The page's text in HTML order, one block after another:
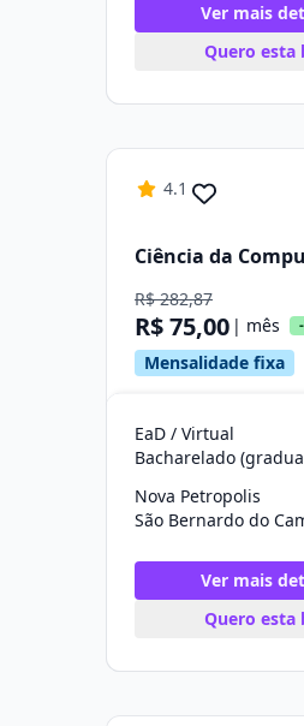
Ver mais
Quero esta
4.1
Ciência da
R$ 282,87
R$ 75,00 | mês
Mensalidade fixa
EaD / Virtual
Bacharelado
Nova Petropolis
Ver mais
Quero esta